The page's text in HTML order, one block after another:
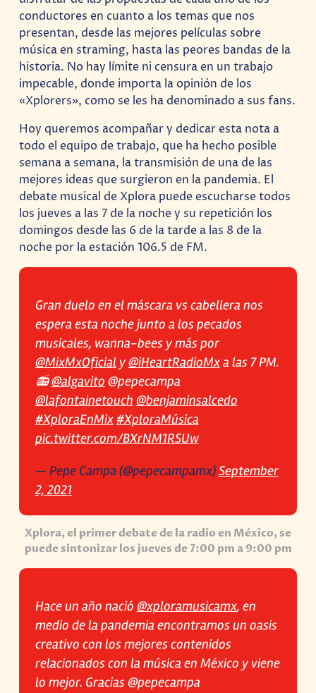
conductores en cuanto a los temas que nos
presentan, desde las mejores películas sobre
música en straming, hasta las peores bandas de la
historia. No hay límite ni censura en un trabajo
impecable, donde importa la opinión de los
«Xplorers», como se les ha denominado a sus fans.
Hoy queremos acompañar y dedicar esta nota a
todo el equipo de trabajo, que ha hecho posible
semana a semana, la transmisión de una de las
mejores ideas que surgieron en la pandemia. El
debate musical de Xplora puede escucharse todos
los jueves a las 7 de la noche y su repetición los
domingos desde las 6 de la tarde a las 8 de la
noche por la estación 106.5 de FM.
Gran duelo en el máscara vs cabellera nos
espera esta noche junto a los pecados
musicales, wanna-bees y más por
@MixMxOficialy@iHeartRadioMxa las 7 PM.
📻@algavito @pepecampa
@lafontainetouch @benjaminsalcedo
#XploraEnMix#XploraMúsica
pic.twitter.com/BXrNM1RSUw
— Pepe Campa (@pepecampamx)September
2, 2021
Xplora, el primer debate de la radio en México, se
puede sintonizar los jueves de 7:00 pm a 9:00 pm
Hace un año nació @xploramusicamx, en
medio de la pandemia encontramos un oasis
creativo con los mejores contenidos
relacionados con la música en México y viene
lo mejor. Gracias @pepecampa